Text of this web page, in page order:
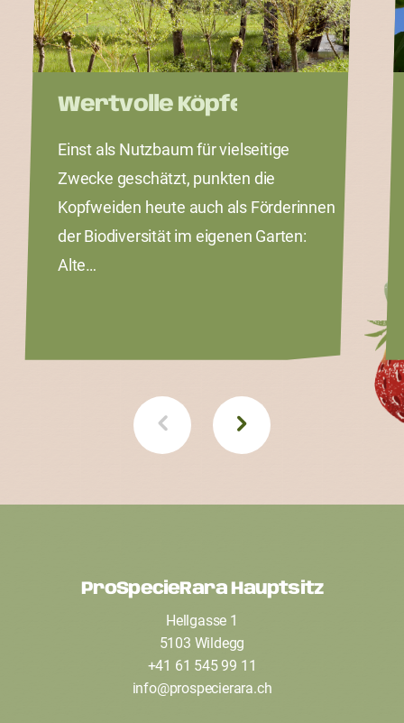
Wertvolle Köpfe
Einst als Nutzbaum für vielseitige
Zwecke geschätzt, punkten die
Kopfweiden heute auch als Förderinnen
der Biodiversität im eigenen Garten:
Alte…
ProSpecieRara Hauptsitz
Hellgasse 1
5103 Wildegg
+41 61 545 99 11
info@prospecierara.ch